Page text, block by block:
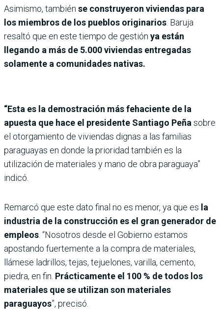
Asimismo, también se construyeron viviendas para
los miembros de los pueblos originarios . Baruja
resaltó que en este tiempo de gestión ya están
llegando a más de 5.000 viviendas entregadas
solamente a comunidades nativas.
“Esta es la demostración más fehaciente de la
apuesta que hace el presidente Santiago Peña sobre
el otorgamiento de viviendas dignas a las familias
paraguayas en donde la prioridad también es la
utilización de materiales y mano de obra paraguaya”
indicó.
Remarcó que este dato final no es menor, ya que es la
industria de la construcción es el gran generador de
empleos . “Nosotros desde el Gobierno estamos
apostando fuertemente a la compra de materiales,
llámese ladrillos, tejas, tejuelones, varilla, cemento,
piedra, en fin. Prácticamente el 100 % de todos los
materiales que se utilizan son materiales
paraguayos”, precisó.